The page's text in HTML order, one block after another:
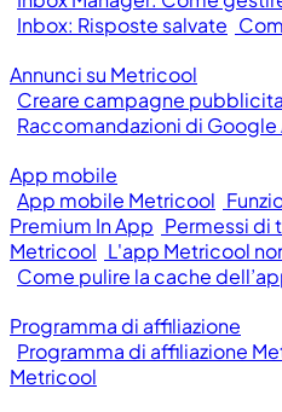
Inbox: Risposte salvate
Annunci su Metricool
Creare campagne
Raccomandazioni di Google
App mobile
App mobile Metricool
Premium In App Permessi di
Metricool L'app Metricool
Come pulire la cache
Programma di affiliazione
Programma di affiliazione
Metricool